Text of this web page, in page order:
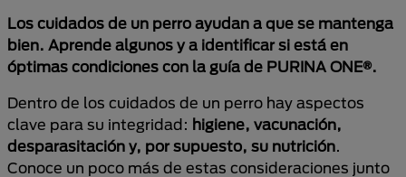
Los cuidados de un perro ayudan a que se mantenga
bien. Aprende algunos y a identificar si está en
óptimas condiciones con la guía de PURINA ONE®.
Dentro de los cuidados de un perro hay aspectos
clave para su integridad: higiene, vacunación,
desparasitación y, por supuesto, su nutrición.
Conoce un poco más de estas consideraciones junto